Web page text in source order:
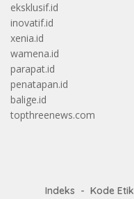
eksklusif.id
inovatif.id
xenia.id
wamena.id
parapat.id
penatapan.id
balige.id
topthreenews.com
Indeks Kode Etik